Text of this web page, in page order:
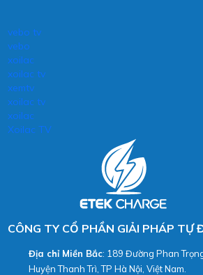
vebo tv
vebo
xoilac
xoilac tv
xemtv
xoilac tv
xoilac
Xoilac TV
CÔNG TY CỔ PHẦN GIẢI PHÁP TỰ
Địa chỉ Miền Bắc: 189 Đường Phan
Huyện Thanh Trì, TP Hà Nội, Việt Nam.